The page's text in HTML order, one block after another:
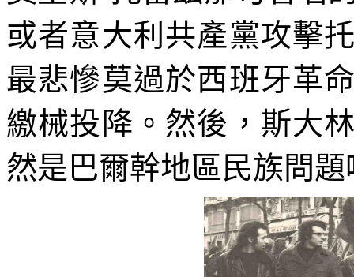
或者意大利共產黨攻擊
最悲慘莫過於西班牙革
繳械投降。然後，斯大
然是巴爾幹地區民族問